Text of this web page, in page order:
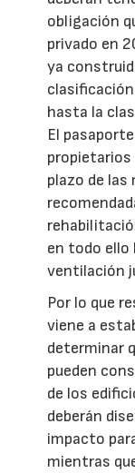
obligación
privado en
ya
hasta la
El
propietarios
plazo de las
en todo ello
ventilación
Por lo que
viene a
determinar
pueden
de los
deberán
impacto
mientras